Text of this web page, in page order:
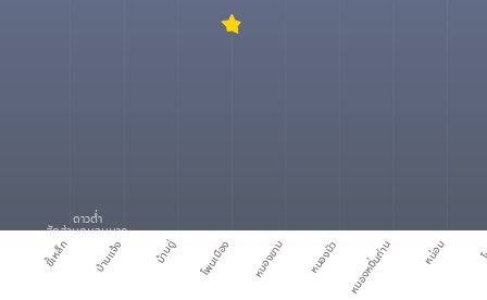
ขี้เหล็ก บ้านแจ้ง บ้านดู่ โพนเมือง หนองขาม หนองบัว หนองหมื่นถ่าน หน่อม
ดาวต่ำ
สัดส่วนคนจนมาก